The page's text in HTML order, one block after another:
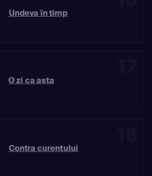
Undeva în timp
O zi ca asta
Contra curentului